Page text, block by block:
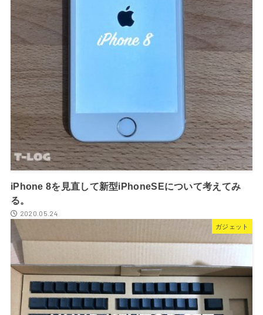
iPhone 8を見直して新型iPhoneSEについて考えてみ
る。
2020.05.24
ガジェット